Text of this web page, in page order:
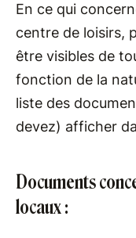
En ce qui
centre de loisirs,
être visibles de
fonction de la
liste des
devez) afficher
Documents
locaux :